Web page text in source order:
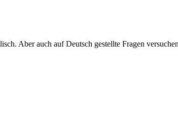
Aber auch auf Deutsch gestellte Fragen